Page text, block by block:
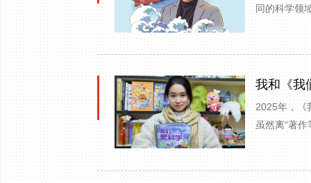
同的科学领
我和《我
2025年，《
虽然离“著